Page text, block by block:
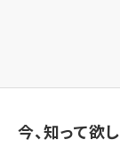
今、知って欲